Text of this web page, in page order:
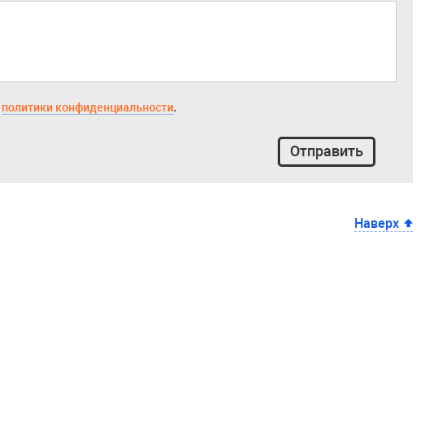
политики конфиденциальности.
Отправить
Наверх